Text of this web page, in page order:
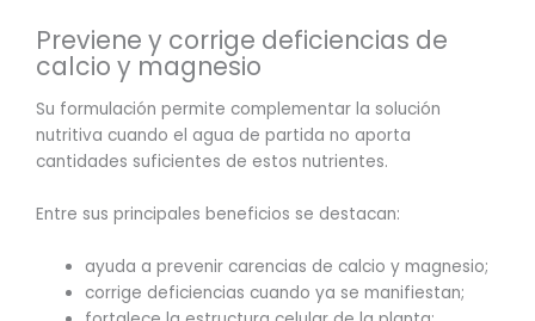
Previene y corrige deficiencias de
calcio y magnesio
Su formulación permite complementar la solución
nutritiva cuando el agua de partida no aporta
cantidades suficientes de estos nutrientes.
Entre sus principales beneficios se destacan:
ayuda a prevenir carencias de calcio y magnesio;
corrige deficiencias cuando ya se manifiestan;